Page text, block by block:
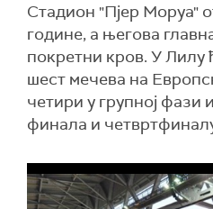
Стадион "Пјер Моруа"
године, а његова
покретни кров. У Лилу
шест мечева на
четири у групној фази
финала и